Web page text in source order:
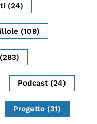
dopo
(24)
(109)
Podcast (24)
Progetto (31)